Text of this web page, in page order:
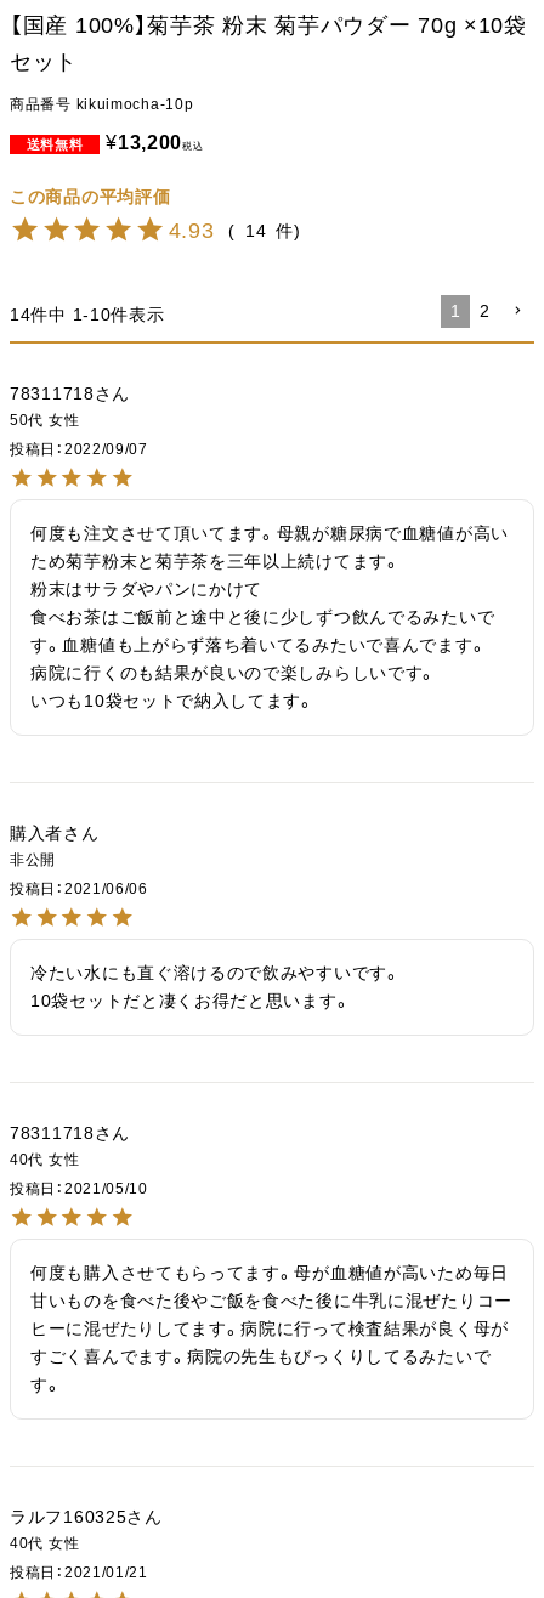
【国産 100%】菊芋茶 粉末 菊芋パウダー 70g ×10袋
セット
商品番号 kikuimocha-10p
¥13,200税込
4.93 14
14件中 1-10件表示 1 2
78311718
50代 女性
投稿日
2022/09/07
何度も注文させて頂いてます。母親が糖尿病で血糖値が高い
ため菊芋粉末と菊芋茶を三年以上続けてます。
粉末はサラダやパンにかけて
食べお茶はご飯前と途中と後に少しずつ飲んでるみたいで
す。血糖値も上がらず落ち着いてるみたいで喜んでます。
病院に行くのも結果が良いので楽しみらしいです。
いつも10袋セットで納入してます。
購入者
非公開
投稿日
2021/06/06
冷たい水にも直ぐ溶けるので飲みやすいです。
10袋セットだと凄くお得だと思います。
78311718
40代 女性
投稿日
2021/05/10
何度も購入させてもらってます。母が血糖値が高いため毎日
甘いものを食べた後やご飯を食べた後に牛乳に混ぜたりコー
ヒーに混ぜたりしてます。病院に行って検査結果が良く母が
すごく喜んでます。病院の先生もびっくりしてるみたいで
す。
ラルフ160325
40代 女性
投稿日
2021/01/21